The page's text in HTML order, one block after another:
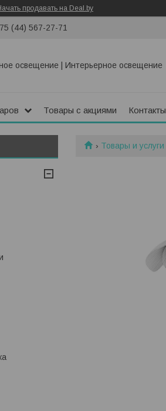
продавать на Deal.by
(44) 567-27-71
освещение | Интерьерное освещение
Товары с акциями Контакты
Товары и услуги